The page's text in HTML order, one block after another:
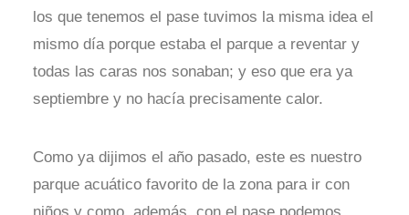
los que tenemos el pase tuvimos la misma idea el
mismo día porque estaba el parque a reventar y
todas las caras nos sonaban; y eso que era ya
septiembre y no hacía precisamente calor.
Como ya dijimos el año pasado, este es nuestro
parque acuático favorito de la zona para ir con